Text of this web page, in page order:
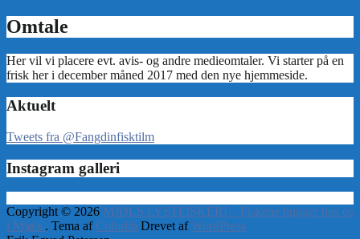
Aktuelt
Tweets fra @Fangdinfisktilm
Instagram galleri
Copyright © 2026 MJØLS LYSTFISKERI – Fiskene hugger hos os
i Mjøls . Tema af Colorlib Drevet afWordPress